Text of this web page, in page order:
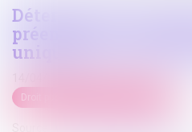
Détermination du
préempté : la
uniquement la
Droit public